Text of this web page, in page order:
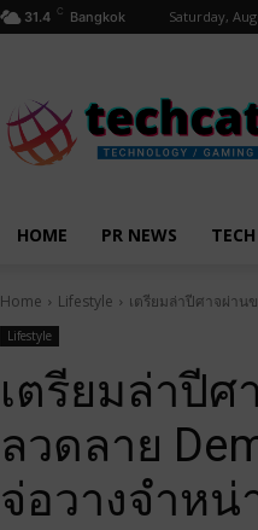
31.4 C Bangkok Saturday,
HOME PR NEWS TECH
Home Lifestyle เตรียมล่าปีศาจผ่าน
Lifestyle
เตรียมล่าปีศ
ลวดลาย
จ่อวางจำห